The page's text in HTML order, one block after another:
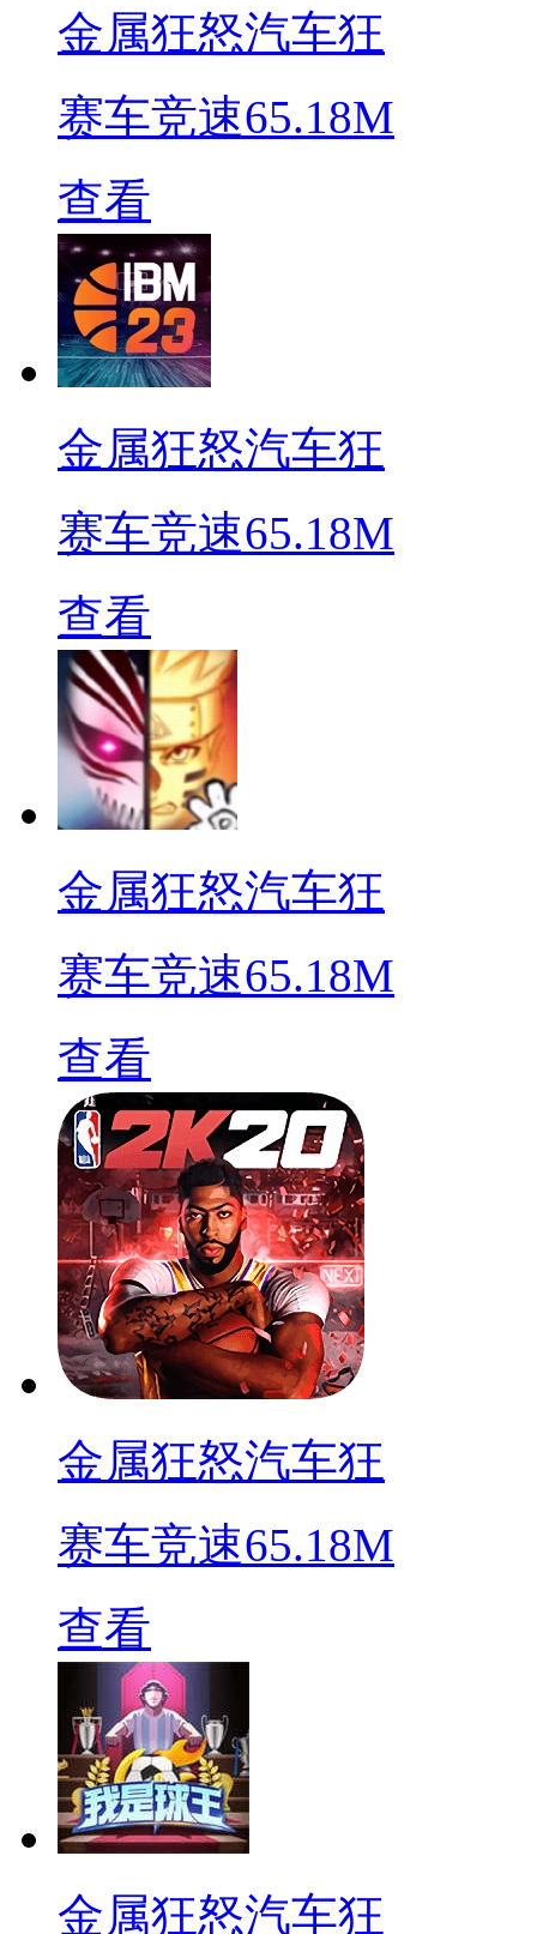
金属狂怒汽车狂
赛车竞速65.18M
查看
金属狂怒汽车狂
赛车竞速65.18M
查看
金属狂怒汽车狂
赛车竞速65.18M
查看
金属狂怒汽车狂
赛车竞速65.18M
查看
金属狂怒汽车狂